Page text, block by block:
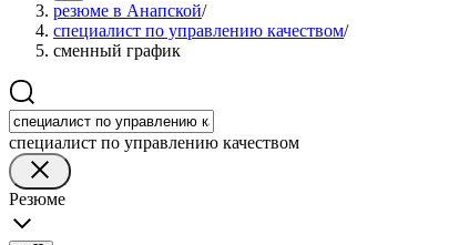
резюме в Анапской/
специалист по управлению качеством/
сменный график
специалист по управлению качеством
Резюме